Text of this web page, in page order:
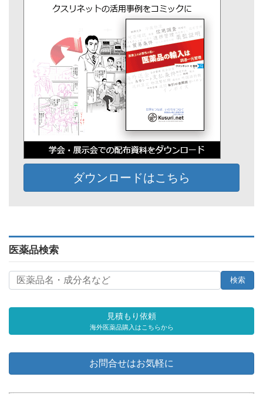
ダウンロードはこちら
医薬品検索
見積もり依頼
海外医薬品購入はこちらから
お問合せはお気軽に